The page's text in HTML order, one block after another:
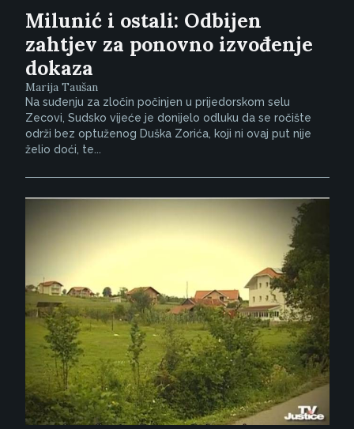
Milunić i ostali: Odbijen
zahtjev za ponovno izvođenje
dokaza
Marija Taušan
Na suđenju za zločin počinjen u prijedorskom selu
Zecovi, Sudsko vijeće je donijelo odluku da se ročište
održi bez optuženog Duška Zorića, koji ni ovaj put nije
želio doći, te...